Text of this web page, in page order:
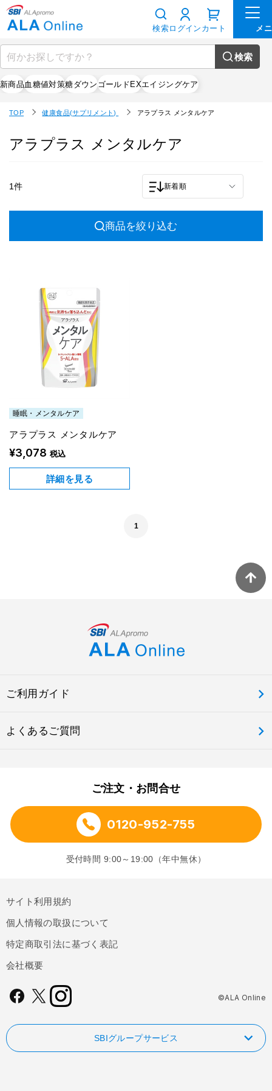
検索
新商品血糖値対策糖ダウンゴールドEXエイジングケア
検索ログイン カート
TOP 健康食品(サプリメント) アラプラス メンタルケア
アラプラス メンタルケア
1件 新着順
商品を絞り込む
睡眠・メンタルケア
アラプラス メンタルケア
¥3,078 税込
詳細を見る
1
ご利用ガイド
よくあるご質問
ご注文・お問合せ
0120-952-755
受付時間 9:00～19:00（年中無休）
サイト利用規約
個人情報の取扱について
特定商取引法に基づく表記
会社概要
©ALA Online
SBIグループサービス